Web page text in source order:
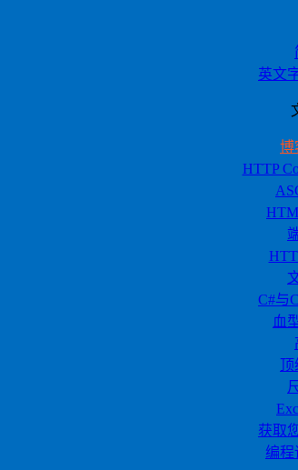
英文
博
HTTP
C#与
血
获取
编程